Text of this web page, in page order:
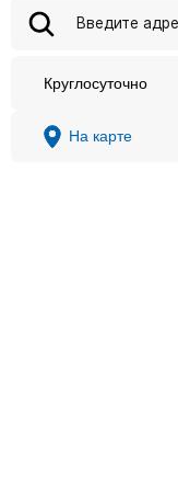
Круглосуточно
На карте